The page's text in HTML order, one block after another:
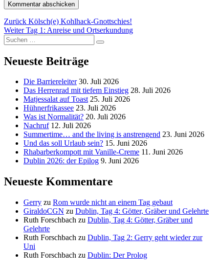
Beitragsnavigation
Zurück Vorheriger
Beitrag:
Kölsch(e) Kohlhack-Gnottschies!
Weiter Nächster
Beitrag:
Tag 1: Anreise und Ortserkundung
Suchen
nach:
Suchen
Neueste Beiträge
Die Barriereleiter 30. Juli 2026
Das Herrenrad mit tiefem Einstieg 28. Juli 2026
Matjessalat auf Toast 25. Juli 2026
Hühnerfrikassee 23. Juli 2026
Was ist Normalität? 20. Juli 2026
Nachruf 12. Juli 2026
Summertime… and the living is anstrengend 23. Juni 2026
Und das soll Urlaub sein? 15. Juni 2026
Rhabarberkompott mit Vanille-Creme 11. Juni 2026
Dublin 2026: der Epilog 9. Juni 2026
Neueste Kommentare
Gerry zu Rom wurde nicht an einem Tag gebaut
GiraldoCGN zu Dublin, Tag 4: Götter, Gräber und Gelehrte
Ruth Forschbach zu Dublin, Tag 4: Götter, Gräber und
Gelehrte
Ruth Forschbach zu Dublin, Tag 2: Gerry geht wieder zur
Uni
Ruth Forschbach zu Dublin: Der Prolog